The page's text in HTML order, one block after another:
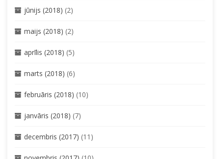
jūnijs (2018) (2)
maijs (2018) (2)
aprīlis (2018) (5)
marts (2018) (6)
februāris (2018) (10)
janvāris (2018) (7)
decembris (2017) (11)